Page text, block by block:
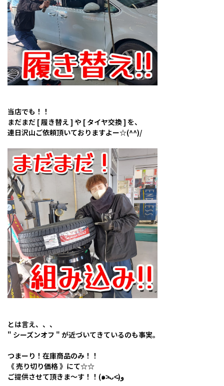
当店でも！！
まだまだ [ 履き替え ] や [ タイヤ交換 ] を、
連日沢山ご依頼頂いておりますよー☆(^^)/
とは言え、、、
" シーズンオフ " が近づいてきているのも事実。
つまーり！在庫商品のみ！！
《 売り切り価格 》にて☆☆
ご提供させて頂きま～す！！(๑˃̵ᴗ˂̵)و